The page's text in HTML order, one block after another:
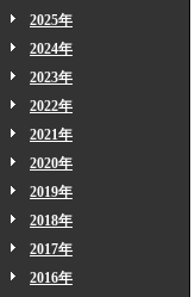
2025年
2024年
2023年
2022年
2021年
2020年
2019年
2018年
2017年
2016年